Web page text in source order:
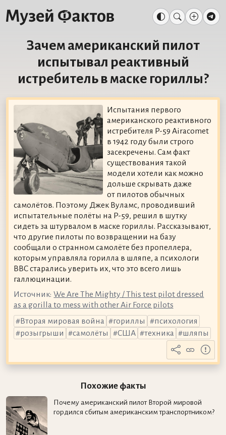
Зачем американский пилот
испытывал реактивный
истребитель в маске гориллы?
Испытания первого
американского реактивного
истребителя P-59 Airacomet
в 1942 году были строго
засекречены. Сам факт
существования такой
модели хотели как можно
дольше скрывать даже
от пилотов обычных
самолётов. Поэтому Джек Вуламс, проводивший
испытательные полёты на P-59, решил в шутку
сидеть за штурвалом в маске гориллы. Рассказывают,
что другие пилоты по возвращении на базу
сообщали о странном самолёте без пропеллера,
которым управляла горилла в шляпе, а психологи
ВВС старались уверить их, что это всего лишь
галлюцинации.
Источник: We Are The Mighty / This test pilot dressed
as a gorilla to mess with other Air Force pilots
Вторая мировая война
гориллы
психология
розыгрыши
самолёты США техника шляпы
Похожие факты
Почему американский пилот Второй мировой
гордился сбитым американским транспортником?